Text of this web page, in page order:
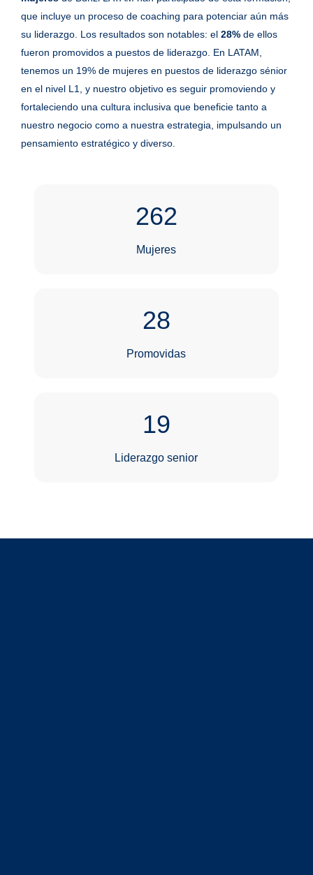
que incluye un proceso de coaching para potenciar aún más
su liderazgo. Los resultados son notables: el28% de ellos
fueron promovidos a puestos de liderazgo. En LATAM,
tenemos un 19% de mujeres en puestos de liderazgo sénior
en el nivel L1, y nuestro objetivo es seguir promoviendo y
fortaleciendo una cultura inclusiva que beneficie tanto a
nuestro negocio como a nuestra estrategia, impulsando un
pensamiento estratégico y diverso.
262
Mujeres
28
Promovidas
19
Liderazgo senior